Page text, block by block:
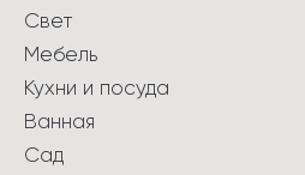
Свет
Мебель
Кухни и посуда
Ванная
Сад